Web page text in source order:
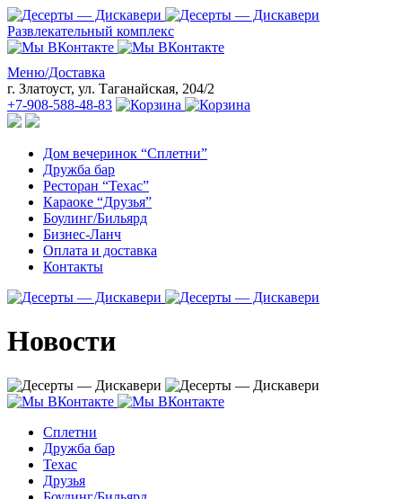
Развлекательный комплекс
Меню/Доставка
г. Златоуст, ул. Таганайская, 204/2
+7-908-588-48-83
Дом вечеринок “Сплетни”
Дружба бар
Ресторан “Техас”
Караоке “Друзья”
Боулинг/Бильярд
Бизнес-Ланч
Оплата и доставка
Контакты
Новости
Сплетни
Дружба бар
Техас
Друзья